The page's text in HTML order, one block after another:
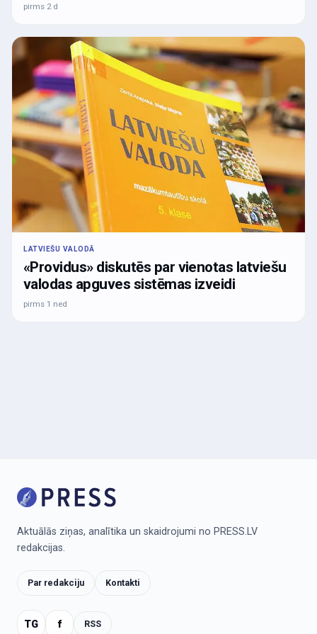
pirms 2 d
LATVIEŠU VALODĀ
«Providus» diskutēs par vienotas latviešu
valodas apguves sistēmas izveidi
pirms 1 ned
Aktuālās ziņas, analītika un skaidrojumi no PRESS.LV
redakcijas.
Par redakciju Kontakti
TG f RSS